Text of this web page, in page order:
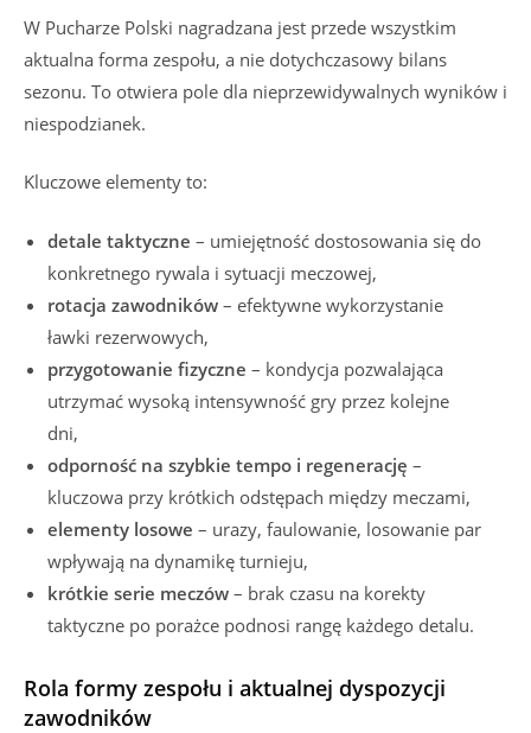
W Pucharze Polski nagradzana jest przede wszystkim
aktualna forma zespołu, a nie dotychczasowy bilans
sezonu. To otwiera pole dla nieprzewidywalnych wyników i
niespodzianek.
Kluczowe elementy to:
detale taktyczne – umiejętność dostosowania się do
konkretnego rywala i sytuacji meczowej,
rotacja zawodników – efektywne wykorzystanie
ławki rezerwowych,
przygotowanie fizyczne – kondycja pozwalająca
utrzymać wysoką intensywność gry przez kolejne
dni,
odporność na szybkie tempo i regenerację –
kluczowa przy krótkich odstępach między meczami,
elementy losowe – urazy, faulowanie, losowanie par
wpływają na dynamikę turnieju,
krótkie serie meczów – brak czasu na korekty
taktyczne po porażce podnosi rangę każdego detalu.
Rola formy zespołu i aktualnej dyspozycji
zawodników